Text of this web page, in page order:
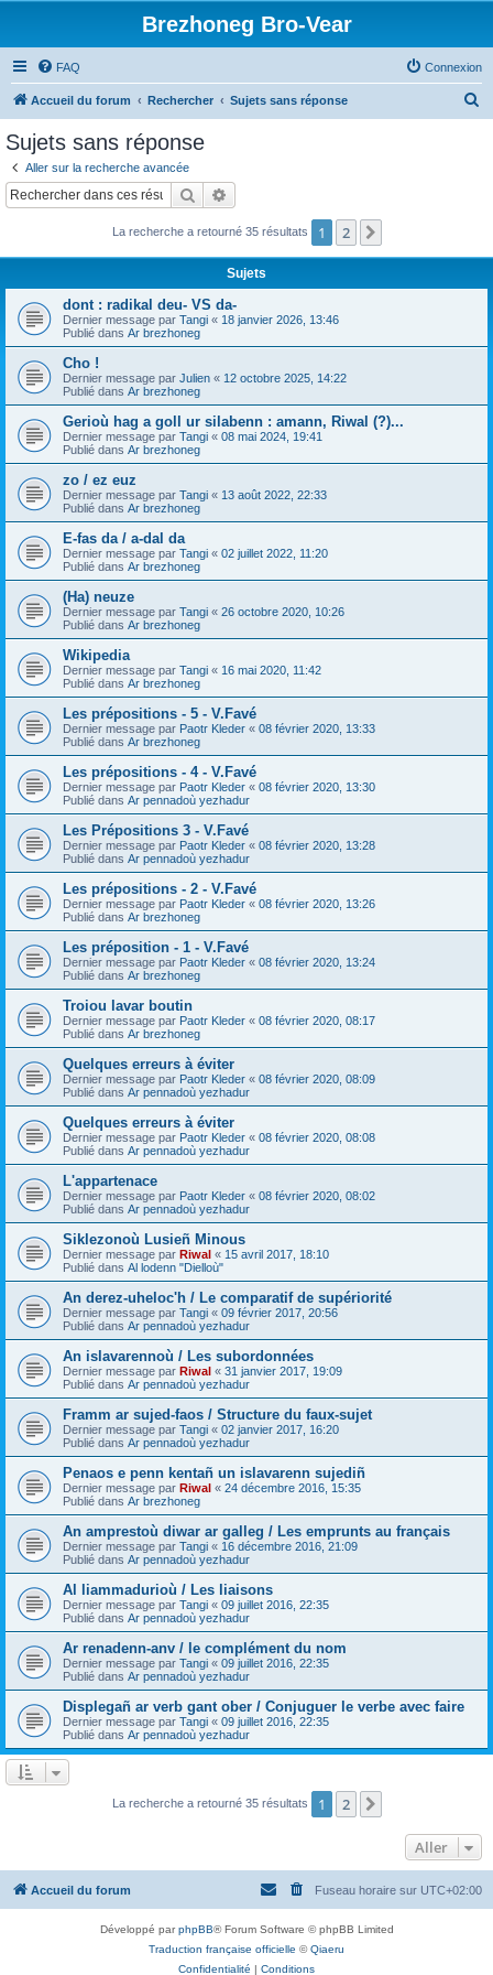
Brezhoneg Bro-Vear
FAQ Connexion
Accueil du forum Rechercher Sujets sans réponse
c
Sujets sans réponse
Aller sur la recherche avancée
Rechercher
La recherche a retourné 35 résultats 1 2
Sujets
dont : radikal deu- VS da-
Dernier message par Tangi « 18 janvier 2026, 13:46
Publié dans Ar brezhoneg
Cho !
Dernier message par Julien « 12 octobre 2025, 14:22
Publié dans Ar brezhoneg
Gerioù hag a goll ur silabenn : amann, Riwal (?)...
Dernier message par Tangi « 08 mai 2024, 19:41
Publié dans Ar brezhoneg
zo / ez euz
Dernier message par Tangi « 13 août 2022, 22:33
Publié dans Ar brezhoneg
E-fas da / a-dal da
Dernier message par Tangi « 02 juillet 2022, 11:20
Publié dans Ar brezhoneg
(Ha) neuze
Dernier message par Tangi « 26 octobre 2020, 10:26
Publié dans Ar brezhoneg
Wikipedia
Dernier message par Tangi « 16 mai 2020, 11:42
Publié dans Ar brezhoneg
Les prépositions - 5 - V.Favé
Dernier message par Paotr Kleder « 08 février 2020, 13:33
Publié dans Ar brezhoneg
Les prépositions - 4 - V.Favé
Dernier message par Paotr Kleder « 08 février 2020, 13:30
Publié dans Ar pennadoù yezhadur
Les Prépositions 3 - V.Favé
Dernier message par Paotr Kleder « 08 février 2020, 13:28
Publié dans Ar pennadoù yezhadur
Les prépositions - 2 - V.Favé
Dernier message par Paotr Kleder « 08 février 2020, 13:26
Publié dans Ar brezhoneg
Les préposition - 1 - V.Favé
Dernier message par Paotr Kleder « 08 février 2020, 13:24
Publié dans Ar brezhoneg
Troiou lavar boutin
Dernier message par Paotr Kleder « 08 février 2020, 08:17
Publié dans Ar brezhoneg
Quelques erreurs à éviter
Dernier message par Paotr Kleder « 08 février 2020, 08:09
Publié dans Ar pennadoù yezhadur
Quelques erreurs à éviter
Dernier message par Paotr Kleder « 08 février 2020, 08:08
Publié dans Ar pennadoù yezhadur
L'appartenace
Dernier message par Paotr Kleder « 08 février 2020, 08:02
Publié dans Ar pennadoù yezhadur
Siklezonoù Lusieñ Minous
Dernier message par Riwal « 15 avril 2017, 18:10
Publié dans Al lodenn "Dielloù"
An derez-uheloc'h / Le comparatif de supériorité
Dernier message par Tangi « 09 février 2017, 20:56
Publié dans Ar pennadoù yezhadur
An islavarennoù / Les subordonnées
Dernier message par Riwal « 31 janvier 2017, 19:09
Publié dans Ar pennadoù yezhadur
Framm ar sujed-faos / Structure du faux-sujet
Dernier message par Tangi « 02 janvier 2017, 16:20
Publié dans Ar pennadoù yezhadur
Penaos e penn kentañ un islavarenn sujediñ
Dernier message par Riwal « 24 décembre 2016, 15:35
Publié dans Ar brezhoneg
An amprestoù diwar ar galleg / Les emprunts au français
Dernier message par Tangi « 16 décembre 2016, 21:09
Publié dans Ar pennadoù yezhadur
Al liammadurioù / Les liaisons
Dernier message par Tangi « 09 juillet 2016, 22:35
Publié dans Ar pennadoù yezhadur
Ar renadenn-anv / le complément du nom
Dernier message par Tangi « 09 juillet 2016, 22:35
Publié dans Ar pennadoù yezhadur
Displegañ ar verb gant ober / Conjuguer le verbe avec faire
Dernier message par Tangi « 09 juillet 2016, 22:35
Publié dans Ar pennadoù yezhadur
La recherche a retourné 35 résultats 1 2
Aller
Accueil du forum Fuseau horaire sur UTC+02:00
Développé parphpBB® Forum Software © phpBB Limited
Traduction française officielle ©Qiaeru
Confidentialité | Conditions